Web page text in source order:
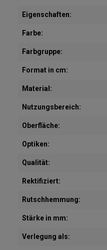
Eigenschaften:
Farbe:
Farbgruppe:
Format in cm:
Material:
Nutzungsbereich:
Oberfläche:
Optiken:
Qualität:
Rektifiziert:
Rutschhemmung:
Stärke in mm:
Verlegung als: